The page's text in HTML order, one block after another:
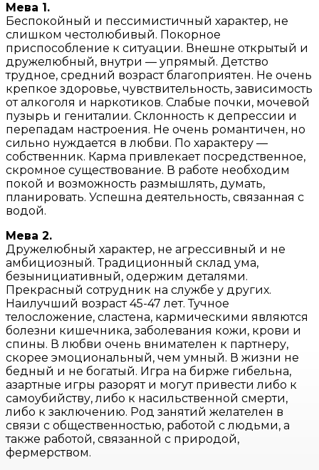
Мева 1.
Беспокойный и пессимистичный характер, не
слишком честолюбивый. Покорное
приспособление к ситуации. Внешне открытый и
дружелюбный, внутри — упрямый. Детство
трудное, средний возраст благоприятен. Не очень
крепкое здоровье, чувствительность, зависимость
от алкоголя и наркотиков. Слабые почки, мочевой
пузырь и гениталии. Склонность к депрессии и
перепадам настроения. Не очень романтичен, но
сильно нуждается в любви. По характеру —
собственник. Карма привлекает посредственное,
скромное существование. В работе необходим
покой и возможность размышлять, думать,
планировать. Успешна деятельность, связанная с
водой.
Мева 2.
Дружелюбный характер, не агрессивный и не
амбициозный. Традиционный склад ума,
безынициативный, одержим деталями.
Прекрасный сотрудник на службе у других.
Наилучший возраст 45-47 лет. Тучное
телосложение, сластена, кармическими являются
болезни кишечника, заболевания кожи, крови и
спины. В любви очень внимателен к партнеру,
скорее эмоциональный, чем умный. В жизни не
бедный и не богатый. Игра на бирже гибельна,
азартные игры разорят и могут привести либо к
самоубийству, либо к насильственной смерти,
либо к заключению. Род занятий желателен в
связи с общественностью, работой с людьми, а
также работой, связанной с природой,
фермерством.